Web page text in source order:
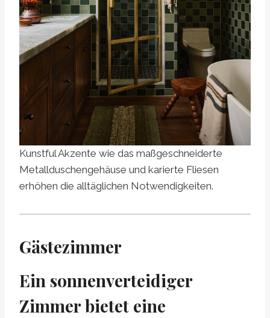
Kunstful Akzente wie das maßgeschneiderte
Metallduschengehäuse und karierte Fliesen
erhöhen die alltäglichen Notwendigkeiten.
Gästezimmer
Ein sonnenverteidiger
Zimmer bietet eine